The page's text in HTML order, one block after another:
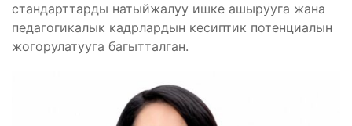
стандарттарды натыйжалуу ишке ашырууга жана
педагогикалык кадрлардын кесиптик потенциалын
жогорулатууга багытталган.